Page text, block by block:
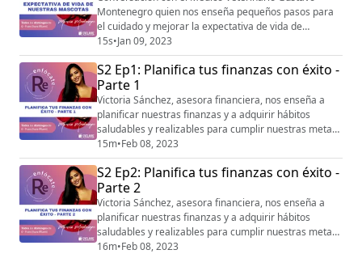
Montenegro quien nos enseña pequeños pasos para
el cuidado y mejorar la expectativa de vida de
nuestras amadas mascotas.
15s•Jan 09, 2023
S2 Ep1: Planifica tus finanzas con éxito -
Parte 1
Victoria Sánchez, asesora financiera, nos enseña a
planificar nuestras finanzas y a adquirir hábitos
saludables y realizables para cumplir nuestras metas
financieras.
15m•Feb 08, 2023
S2 Ep2: Planifica tus finanzas con éxito -
Parte 2
Victoria Sánchez, asesora financiera, nos enseña a
planificar nuestras finanzas y a adquirir hábitos
saludables y realizables para cumplir nuestras metas
financieras.
16m•Feb 08, 2023